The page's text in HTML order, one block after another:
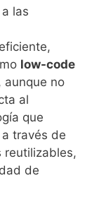
las
low-code
aunque no
al
que
través de
reutilizables,
de